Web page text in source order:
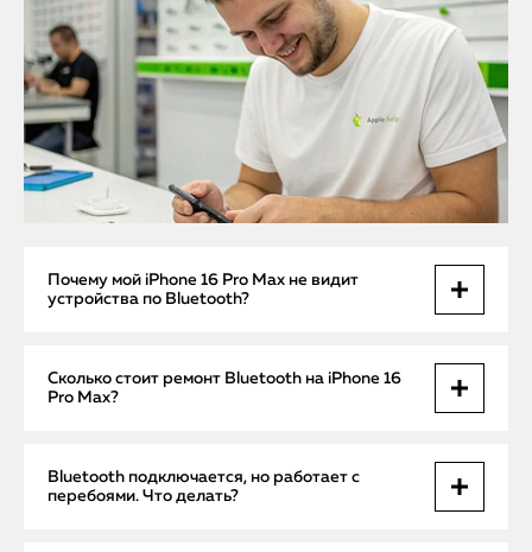
Почему мой iPhone 16 Pro Max не видит
устройства по Bluetooth?
Это может быть вызвано как программным конфликтом
после обновления iOS, так и физической поломкой
Bluetooth-модуля. Диагностика покажет точную причину
Сколько стоит ремонт Bluetooth на iPhone 16
Pro Max?
Цены начинаются от 1490 ₽ за настройку и
восстановление прошивки. Замена антенны или
контроллера — от 3490 ₽. Выезд мастера и диагностика —
Bluetooth подключается, но работает с
перебоями. Что делать?